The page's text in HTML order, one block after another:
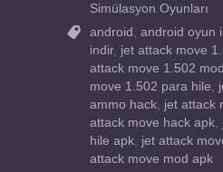
Simülasyon Oyunları
android
android oyun
indir, jet attack move
attack move 1.502
move 1.502 para hile
ammo hack jet attack
attack move hack apk
hile apk jet attack
attack move mod apk